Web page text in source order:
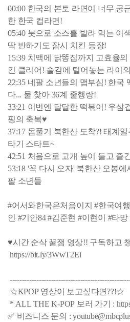
00:00 한국의 본토 라면이 너무 궁
한 한국 컵라면!
05:40 붓으로 소스를 발라 먹는 이
딱 반하기도 잠시 치킨 등장!
15:39 치맥에 닭똥집까지 고효율
킨 클리어! 술김에 털어놓는 라이
22:35 네팔 소년들의 맵부심! 한국
다... 물 찾아 36계 줄행랑!
33:21 이번엔 달달한 떡볶이! 우삼
핑의 축복♥
37:17 몸풀기 북한산 도착?! 태계
타기 스타트~
42:51 처음으로 고개 높이 들고 즐
53:18 '꼭 다시 오자' 북한산 오봉에
팔 소년들
#어서와한국은처음이지 #한국여
인 #기안84 #김준현 #이현이 #타
♥시간 순삭 꿀잼 영상!! 구독하고
https://bit.ly/3WwT2El
☆KPOP 영상이 보고싶다면??!☆
* ALL THE K-POP 보러 가기 :
✅ 비즈니스 문의 :